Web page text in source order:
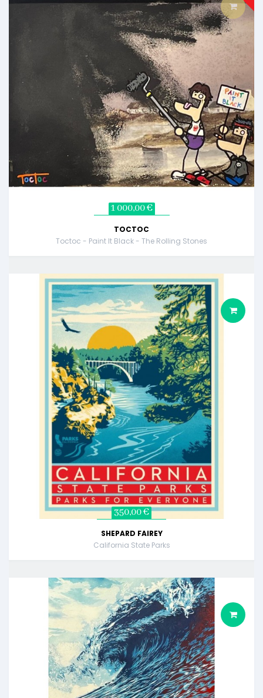
1 000,00 €
TOCTOC
Toctoc - Paint It Black - The Rolling Stones
350,00 €
SHEPARD FAIREY
California State Parks